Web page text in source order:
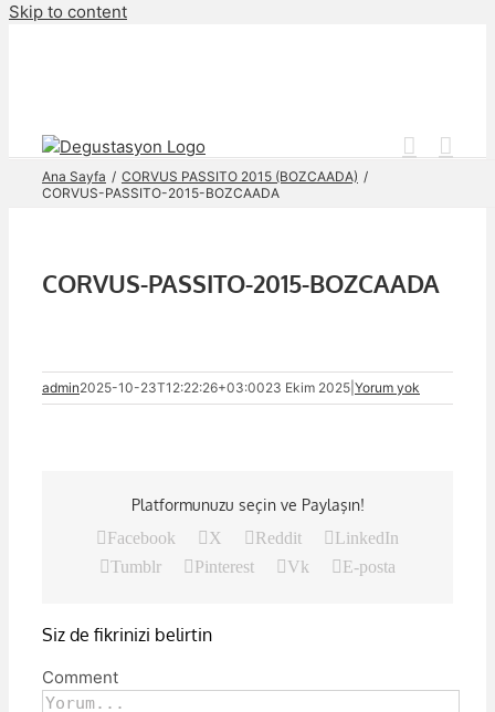
Skip to content
Ana Sayfa
CORVUS PASSITO 2015 (BOZCAADA)
CORVUS-PASSITO-2015-BOZCAADA
CORVUS-PASSITO-2015-BOZCAADA
admin2025-10-23T12:22:26+03:0023 Ekim 2025 Yorum yok
Platformunuzu seçin ve Paylaşın!
Facebook
X Reddit
LinkedIn
Tumblr
Pinterest Vk E-posta
Siz de fikrinizi belirtin
Comment